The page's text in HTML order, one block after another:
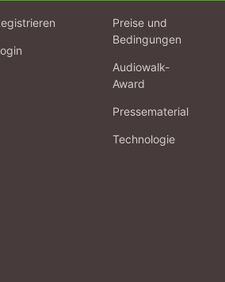
Preise und
Bedingungen
Audiowalk-
Award
Pressematerial
Technologie